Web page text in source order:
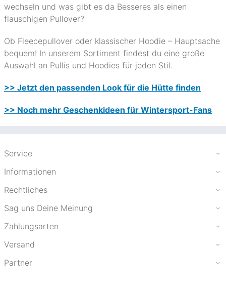
wechseln und was gibt es da Besseres als einen
flauschigen Pullover?
Ob Fleecepullover oder klassischer Hoodie – Hauptsache
bequem! In unserem Sortiment findest du eine große
Auswahl an Pullis und Hoodies für jeden Stil.
>> Jetzt den passenden Look für die Hütte finden
>> Noch mehr Geschenkideen für Wintersport-Fans
Service
Informationen
Rechtliches
Sag uns Deine Meinung
Zahlungsarten
Versand
Partner